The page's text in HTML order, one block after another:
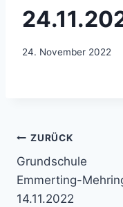
24. November 2022
ZURÜCK
Grundschule
Emmerting-
14.11.2022